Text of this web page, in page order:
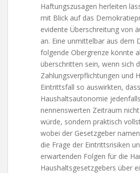
Haftungszusagen herleiten
mit Blick auf das
evidente Überschreitung von
an. Eine unmittelbar aus dem
folgende Obergrenze könnte
überschritten sein, wenn sich
Zahlungsverpflichtungen und
Eintrittsfall so auswirkten,
Haushaltsautonomie
nennenswerten Zeitraum
würde, sondern praktisch
wobei der Gesetzgeber
die Frage der Eintrittsrisiken
erwartenden Folgen für die
Haushaltsgesetzgebers über